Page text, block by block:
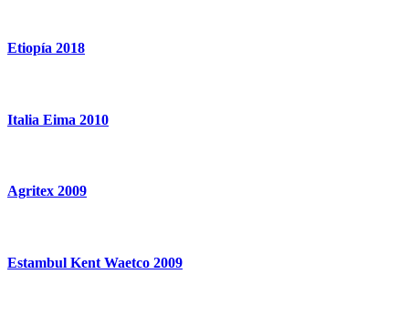
Etiopía 2018
Italia Eima 2010
Agritex 2009
Estambul Kent Waetco 2009